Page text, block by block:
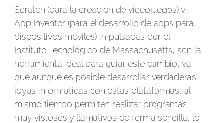
Scratch (para la creación de videojuegos) y
App Inventor (para el desarrollo de apps para
dispositivos móviles) impulsadas por el
Instituto Tecnológico de Massachusetts, son la
herramienta ideal para guiar este cambio, ya
que aunque es posible desarrollar verdaderas
joyas informáticas con estas plataformas, al
mismo tiempo permiten realizar programas
muy vistosos y llamativos de forma sencilla, lo